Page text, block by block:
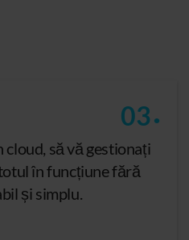
03.
să vă gestionați
în funcțiune fără
și simplu.